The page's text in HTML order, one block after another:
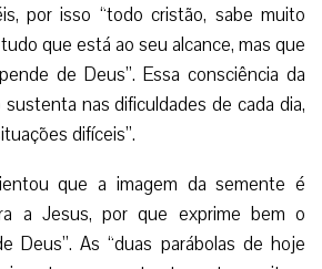
por isso “todo cristão, sabe muito
que está ao seu alcance, mas que
de Deus”. Essa consciência da
nas dificuldades de cada dia,
difíceis”.
que a imagem da semente é
a Jesus, por que exprime bem o
Deus”. As “duas parábolas de hoje